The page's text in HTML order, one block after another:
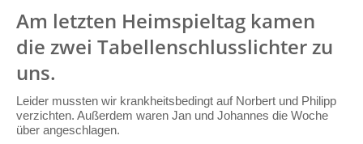
Am letzten Heimspieltag kamen
die zwei Tabellenschlusslichter zu
uns.
Leider mussten wir krankheitsbedingt auf Norbert und Philipp
verzichten. Außerdem waren Jan und Johannes die Woche
über angeschlagen.